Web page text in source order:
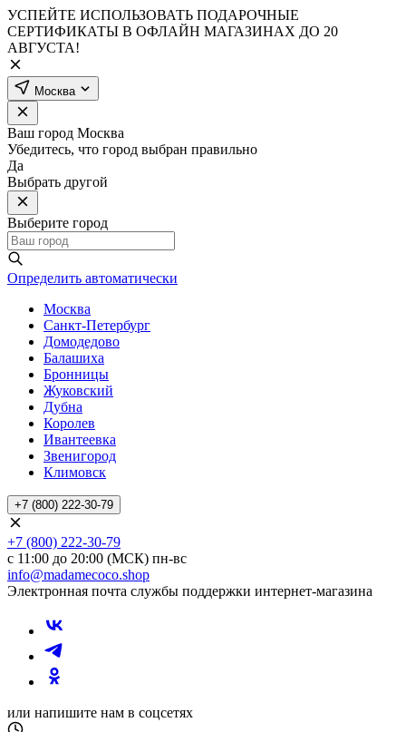
УСПЕЙТЕ ИСПОЛЬЗОВАТЬ ПОДАРОЧНЫЕ
СЕРТИФИКАТЫ В ОФЛАЙН МАГАЗИНАХ ДО 20
АВГУСТА!
Москва
Ваш город Москва
Убедитесь, что город выбран правильно
Да
Выбрать другой
Выберите город
Определить автоматически
Москва
Санкт-Петербург
Домодедово
Балашиха
Бронницы
Жуковский
Дубна
Королев
Ивантеевка
Звенигород
Климовск
+7 (800) 222-30-79
+7 (800) 222-30-79
с 11:00 до 20:00 (МСК) пн-вс
info@madamecoco.shop
Электронная почта службы поддержки интернет-магазина
или напишите нам в соцсетях